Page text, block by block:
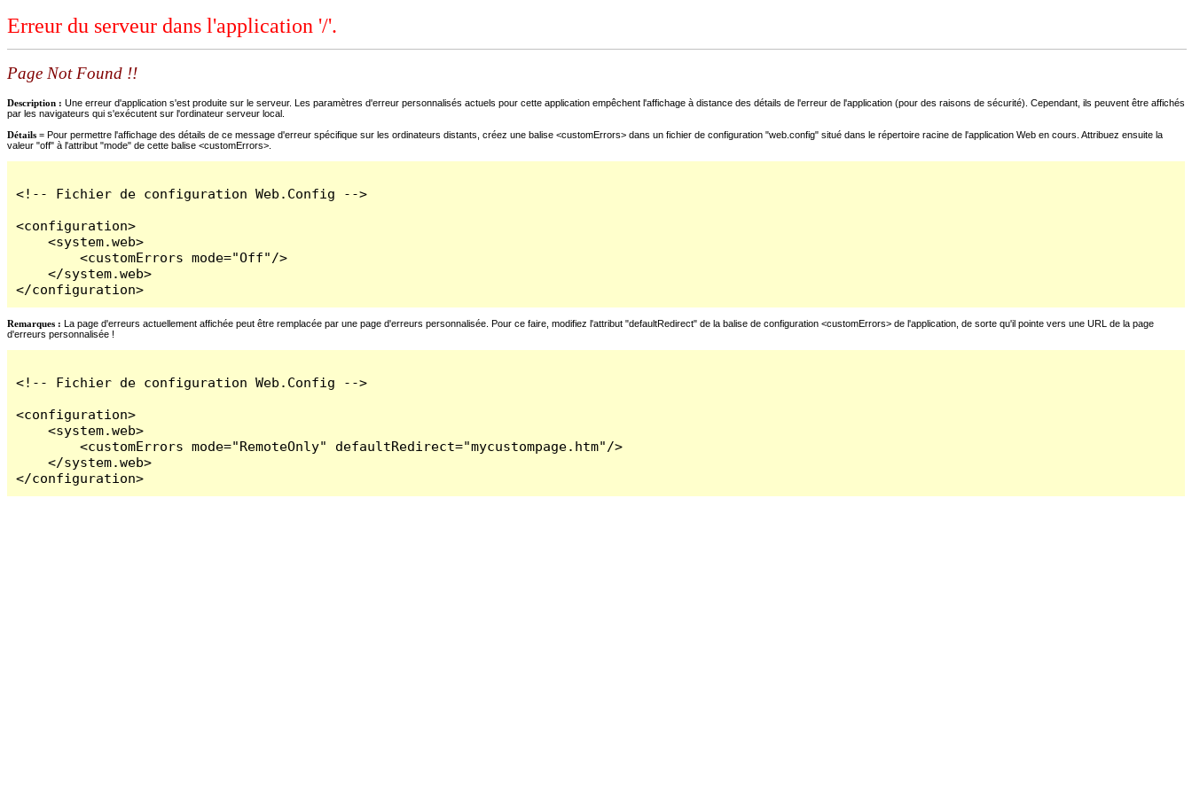
Erreur du serveur dans l'application '/'.
Page Not Found !!
Description : Une erreur d'application s'est produite sur le serveur. Les paramètres d'erreur personnalisés actuels pour cette application empêchent l'affichage à distance des détails de l'erreur de l'application (pour des raisons de sécurité). Cependant, ils peuvent être affichés
par les navigateurs qui s'exécutent sur l'ordinateur serveur local.
Détails = Pour permettre l'affichage des détails de ce message d'erreur spécifique sur les ordinateurs distants, créez une balise <customErrors> dans un fichier de configuration "web.config" situé dans le répertoire racine de l'application Web en cours. Attribuez ensuite la
valeur "off" à l'attribut "mode" de cette balise <customErrors>.
<!-- Fichier de configuration Web.Config -->
<configuration>
    <system.web>
        <customErrors mode="Off"/>
    </system.web>
</configuration>
Remarques : La page d'erreurs actuellement affichée peut être remplacée par une page d'erreurs personnalisée. Pour ce faire, modifiez l'attribut "defaultRedirect" de la balise de configuration <customErrors> de l'application, de sorte qu'il pointe vers une URL de la page
d'erreurs personnalisée !
<!-- Fichier de configuration Web.Config -->
<configuration>
    <system.web>
        <customErrors mode="RemoteOnly" defaultRedirect="mycustompage.htm"/>
    </system.web>
</configuration>